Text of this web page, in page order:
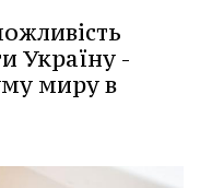
Україну -
миру в